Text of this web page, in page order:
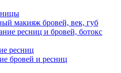
макияж бровей, век, губ
ресниц и бровей, бoтoкс
ресниц
бровей и ресниц